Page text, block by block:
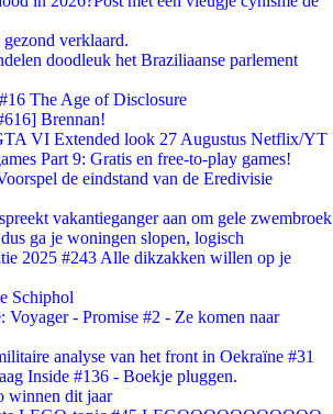
verklaard.
doodleuk het Braziliaanse parlement
The Age of Disclosure
Brennan!
VI Extended look 27 Augustus Netflix/YT
Part 9: Gratis en free-to-play games!
de eindstand van de Eredivisie
vakantieganger aan om gele zwembroek
ga je woningen slopen, logisch
2025 #243 Alle dikzakken willen op je
Schiphol
Voyager - Promise #2 - Ze komen naar
analyse van het front in Oekraïne #31
Inside #136 - Boekje pluggen.
winnen dit jaar